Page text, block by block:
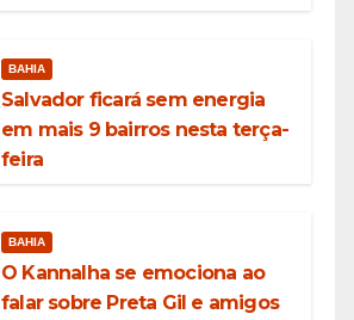
BAHIA
Salvador ficará sem energia
em mais 9 bairros nesta terça-
feira
BAHIA
O Kannalha se emociona ao
falar sobre Preta Gil e amigos